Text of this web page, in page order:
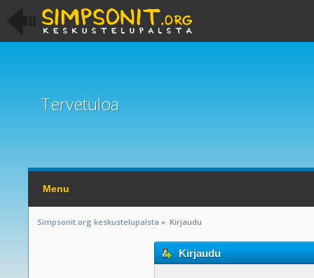
Tervetuloa
Menu
Simpsonit.org keskustelupalsta » Kirjaudu
Kirjaudu